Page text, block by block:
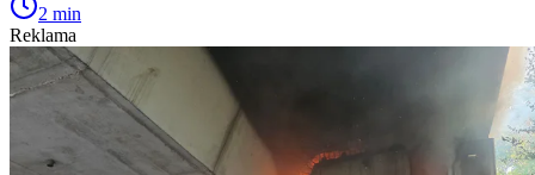
2 min
Reklama